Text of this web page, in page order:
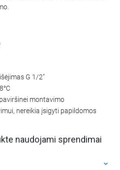
G 1/2"
montavimo
nereikia įsigyti papildomos
naudojami sprendimai